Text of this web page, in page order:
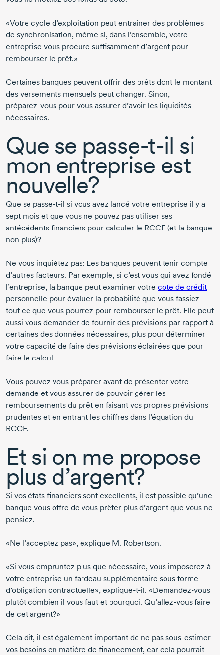
«Votre cycle d’exploitation peut entraîner des problèmes
de synchronisation, même si, dans l’ensemble, votre
entreprise vous procure suffisamment d’argent pour
rembourser le prêt.»
Certaines banques peuvent offrir des prêts dont le montant
des versements mensuels peut changer. Sinon,
préparez-vous pour vous assurer d’avoir les liquidités
nécessaires.
Que se passe-t-il si
mon entreprise est
nouvelle?
Que se passe-t-il si vous avez lancé votre entreprise il y a
sept mois et que vous ne pouvez pas utiliser ses
antécédents financiers pour calculer le RCCF (et la banque
non plus)?
Ne vous inquiétez pas: Les banques peuvent tenir compte
d’autres facteurs. Par exemple, si c’est vous qui avez fondé
l’entreprise, la banque peut examiner votre cote de crédit
personnelle pour évaluer la probabilité que vous fassiez
tout ce que vous pourrez pour rembourser le prêt. Elle peut
aussi vous demander de fournir des prévisions par rapport à
certaines des données nécessaires, plus pour déterminer
votre capacité de faire des prévisions éclairées que pour
faire le calcul.
Vous pouvez vous préparer avant de présenter votre
demande et vous assurer de pouvoir gérer les
remboursements du prêt en faisant vos propres prévisions
prudentes et en entrant les chiffres dans l’équation du
RCCF.
Et si on me propose
plus d’argent?
Si vos états financiers sont excellents, il est possible qu’une
banque vous offre de vous prêter plus d’argent que vous ne
pensiez.
«Ne l’acceptez pas», explique M. Robertson.
«Si vous empruntez plus que nécessaire, vous imposerez à
votre entreprise un fardeau supplémentaire sous forme
d’obligation contractuelle», explique-t-il. «Demandez-vous
plutôt combien il vous faut et pourquoi. Qu’allez-vous faire
de cet argent?»
Cela dit, il est également important de ne pas sous-estimer
vos besoins en matière de financement, car cela pourrait